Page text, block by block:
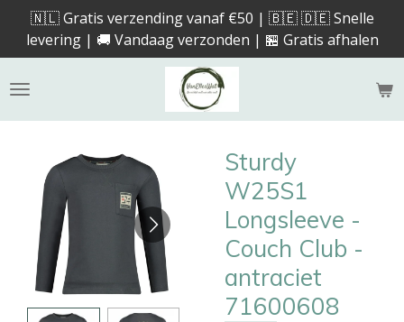
direct
naar
de
🇳🇱 Gratis verzending vanaf €50 | 🇧🇪 🇩🇪 Snelle
levering | 🚚 Vandaag verzonden | 🏪 Gratis afhalen
Sturdy
W25S1
Longsleeve -
Couch Club -
antraciet
71600608